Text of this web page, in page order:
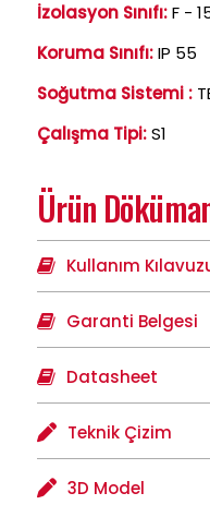
İzolasyon Sınıfı:F -
Koruma Sınıfı:IP 55
Soğutma Sistemi :
Çalışma Tipi:S1
Ürün
Kullanım
Garanti Belgesi
Datasheet
Teknik Çizim
3D Model